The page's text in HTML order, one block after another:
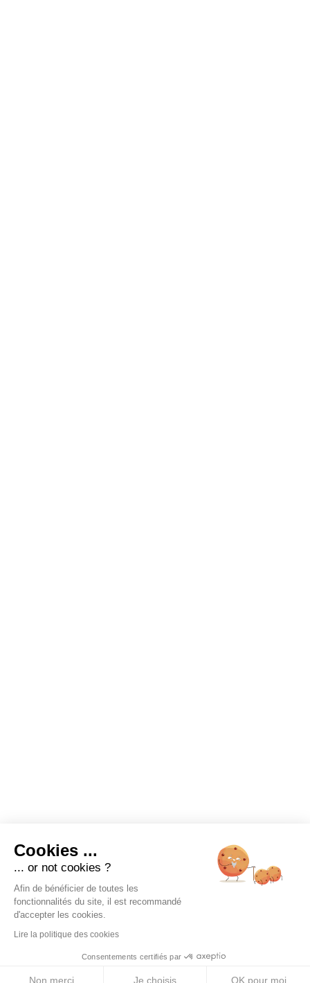
Cookies ...
... or not cookies ?
Afin de bénéficier de toutes les
fonctionnalités du site, il est recommandé
d'accepter les cookies.
Lire la politique des cookies
Consentements certifiés par
Non merci Je choisis OK pour moi